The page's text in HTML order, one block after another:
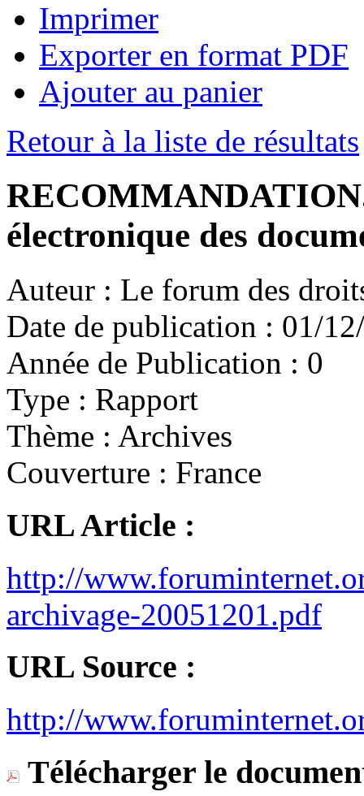
Imprimer
Exporter en format PDF
Ajouter au panier
Retour à la liste de résultats
électronique des
Auteur : Le forum des
Date de publication : 01/
Année de Publication : 0
Type : Rapport
Thème : Archives
Couverture : France
URL Article :
http://
archivage-20051201.pdf
URL Source :
http://
Télécharger le